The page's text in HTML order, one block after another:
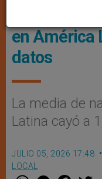
Se
en América
datos
La media de
Latina cayó a
JULIO 05, 2026 17:48
LOCAL